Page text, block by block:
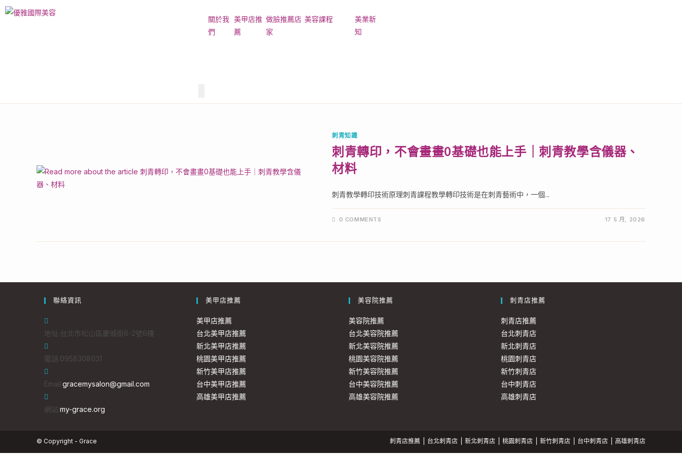
關於我
們
美甲店推
薦
做臉推薦店
家
美容課程
美業新
知
刺青知識
刺青轉印，不會畫畫0基礎也能上手｜刺青教學含儀器、
材料
刺青教學轉印技術原理刺青課程教學轉印技術是在刺青藝術中，一個...
0 COMMENTS 17 5 月, 2026
聯絡資訊
地址:台北市松山區慶城街6-2號6樓
電話:0958308031
Email:gracemysalon@gmail.com
網站:my-grace.org
美甲店推薦
美甲店推薦
台北美甲店推薦
新北美甲店推薦
桃園美甲店推薦
新竹美甲店推薦
台中美甲店推薦
高雄美甲店推薦
美容院推薦
美容院推薦
台北美容院推薦
新北美容院推薦
桃園美容院推薦
新竹美容院推薦
台中美容院推薦
高雄美容院推薦
刺青店推薦
刺青店推薦
台北刺青店
新北刺青店
桃園刺青店
新竹刺青店
台中刺青店
高雄刺青店
刺青店推薦 台北刺青店 新北刺青店 桃園刺青店 新竹刺青店 台中刺青店 高雄刺青店
© Copyright - Grace